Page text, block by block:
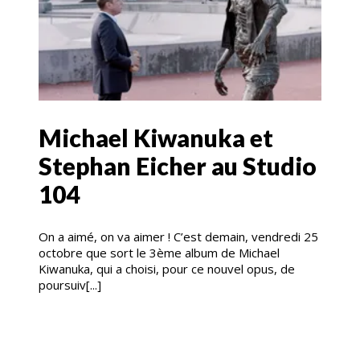
Michael Kiwanuka et
Stephan Eicher au Studio
104
On a aimé, on va aimer ! C’est demain, vendredi 25
octobre que sort le 3ème album de Michael
Kiwanuka, qui a choisi, pour ce nouvel opus, de
poursuiv[...]